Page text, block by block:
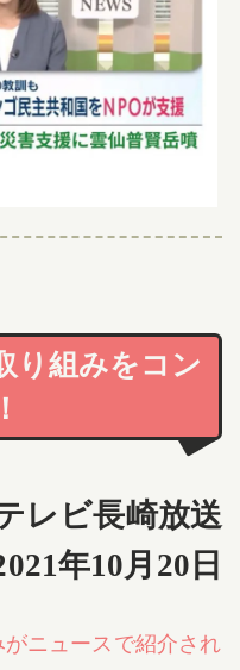
り組みをコン
レビ長崎放送
年10月20日
ニュースで紹介され